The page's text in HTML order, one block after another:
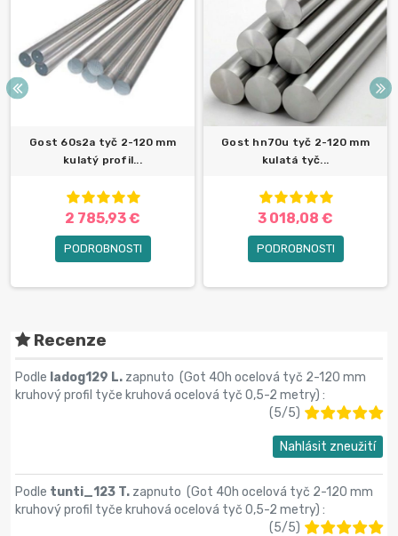
Gost 60s2a tyč 2-120 mm
kulatý profil...
2 785,93 €
PODROBNOSTI
Gost hn70u tyč 2-120 mm
kulatá tyč...
3 018,08 €
PODROBNOSTI
Recenze
Podle ladog129 L. zapnuto (Got 40h ocelová tyč 2-120 mm
kruhový profil tyče kruhová ocelová tyč 0,5-2 metry) :
(5/5)
Nahlásit zneužití
Podle tunti_123 T. zapnuto (Got 40h ocelová tyč 2-120 mm
kruhový profil tyče kruhová ocelová tyč 0,5-2 metry) :
(5/5)